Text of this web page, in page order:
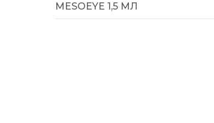
MESOEYE 1,5 МЛ